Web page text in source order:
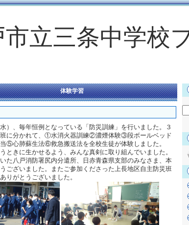
立三条中学校
体験学習
）、毎年恒例となっている「防災訓練」を行いました。３
に分かれて、①水消火器訓練②濃煙体験③段ボールベッド
⑤心肺蘇生法⑥救急搬送法を全校生徒が体験しました。
うときに生かせるよう、みんな真剣に取り組んでいました。
た八戸消防署尻内分遣所、日赤青森県支部のみなさま、本
ございました。またご参加くださった上長地区自主防災班
りがとうございました。